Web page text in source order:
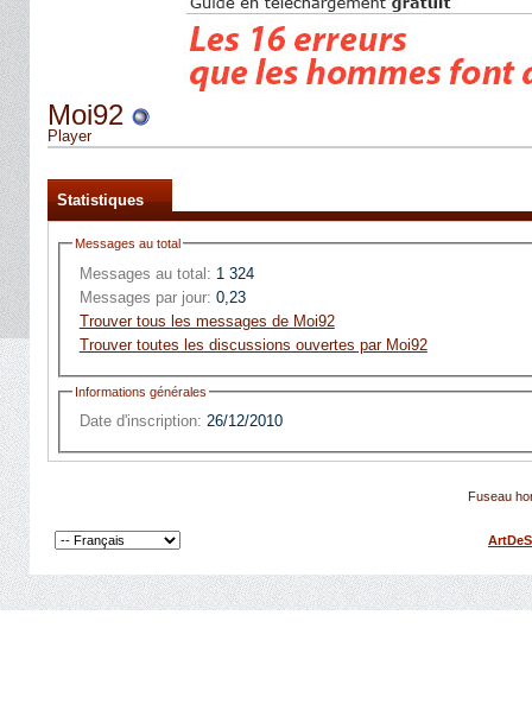
Moi92
Player
Statistiques
Messages au total
Messages au total: 1 324
Messages par jour: 0,23
Trouver tous les messages de Moi92
Trouver toutes les discussions ouvertes par Moi92
Informations générales
Date d'inscription: 26/12/2010
Fuseau